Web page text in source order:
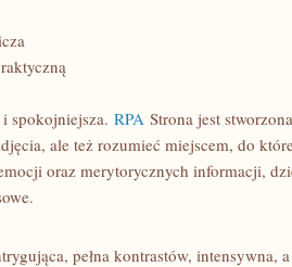
i spokojniejsza. RPA Strona jest
ale też rozumieć miejscem, do
oraz merytorycznych informacji,
pełna kontrastów, intensywna,